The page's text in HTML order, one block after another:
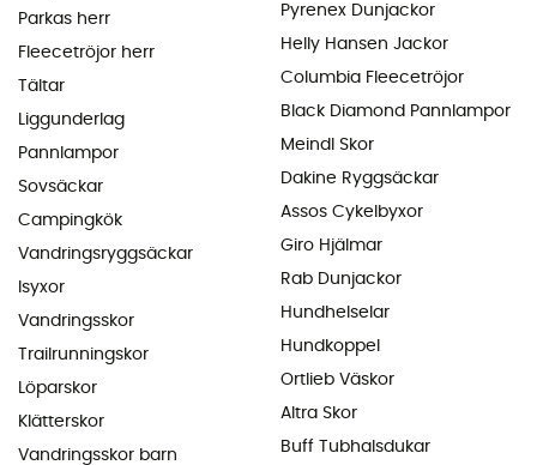
Parkas herr
Fleecetröjor herr
Tältar
Liggunderlag
Pannlampor
Sovsäckar
Campingkök
Vandringsryggsäckar
Isyxor
Vandringsskor
Trailrunningskor
Löparskor
Klätterskor
Vandringsskor barn
Pyrenex Dunjackor
Helly Hansen Jackor
Columbia Fleecetröjor
Black Diamond Pannlampor
Meindl Skor
Dakine Ryggsäckar
Assos Cykelbyxor
Giro Hjälmar
Rab Dunjackor
Hundhelselar
Hundkoppel
Ortlieb Väskor
Altra Skor
Buff Tubhalsdukar